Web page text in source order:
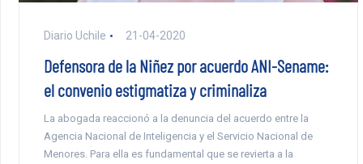
Diario Uchile 21-04-2020
Defensora de la Niñez por acuerdo ANI-Sename:
el convenio estigmatiza y criminaliza
La abogada reaccionó a la denuncia del acuerdo entre la
Agencia Nacional de Inteligencia y el Servicio Nacional de
Menores. Para ella es fundamental que se revierta a la